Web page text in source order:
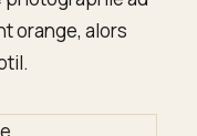
orange, alors